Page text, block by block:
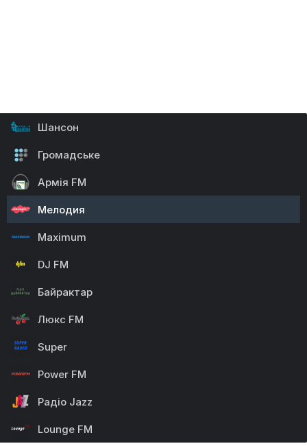
Шансон
Громадське
Армія FM
Мелодия
Maximum
DJ FM
Байрактар
Люкс FM
Super
Power FM
Радіо Jazz
Lounge FM